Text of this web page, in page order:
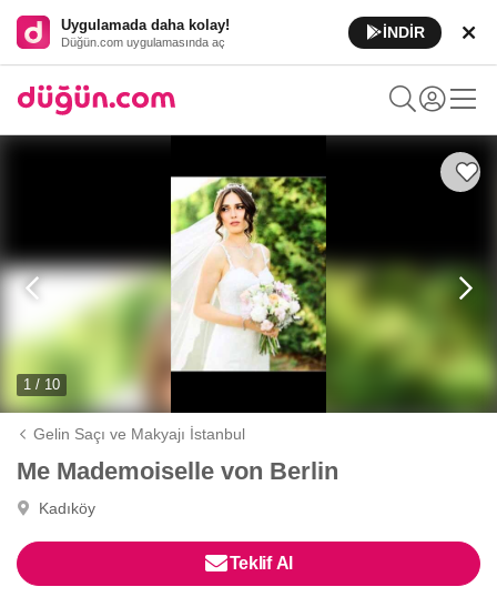
Uygulamada daha kolay!
Düğün.com uygulamasında aç
İNDİR
1 / 10
Gelin Saçı ve Makyajı İstanbul
Me Mademoiselle von Berlin
Kadıköy
Teklif Al